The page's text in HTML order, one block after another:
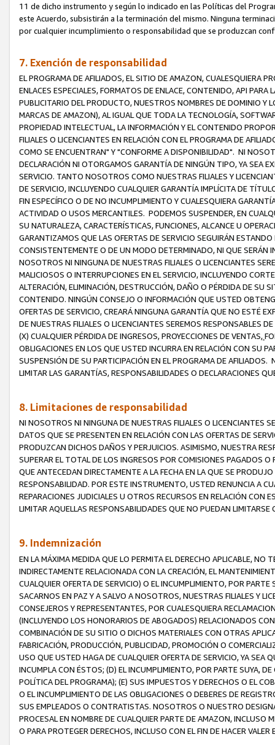
11 de dicho instrumento y según lo indicado en las Políticas del
este Acuerdo, subsistirán a la terminación del mismo. Ninguna
por cualquier incumplimiento o responsabilidad que se produzcan
7. Exención de responsabilidad
EL PROGRAMA DE AFILIADOS, EL SITIO DE AMAZON, CUALESQUIERA
ENLACES ESPECIALES, FORMATOS DE ENLACE, CONTENIDO, API
PUBLICITARIO DEL PRODUCTO, NUESTROS NOMBRES DE DOMINIO Y
MARCAS DE AMAZON), AL IGUAL QUE TODA LA TECNOLOGÍA,
PROPIEDAD INTELECTUAL, LA INFORMACIÓN Y EL CONTENIDO
FILIALES O LICENCIANTES EN RELACIÓN CON EL PROGRAMA DE
COMO SE ENCUENTRAN" Y "CONFORME A DISPONIBILIDAD". NI
DECLARACIÓN NI OTORGAMOS GARANTÍA DE NINGÚN TIPO, YA SEA
SERVICIO. TANTO NOSOTROS COMO NUESTRAS FILIALES Y
DE SERVICIO, INCLUYENDO CUALQUIER GARANTÍA IMPLÍCITA DE
FIN ESPECÍFICO O DE NO INCUMPLIMIENTO Y CUALESQUIERA
ACTIVIDAD O USOS MERCANTILES. PODEMOS SUSPENDER, EN
SU NATURALEZA, CARACTERÍSTICAS, FUNCIONES, ALCANCE U
GARANTIZAMOS QUE LAS OFERTAS DE SERVICIO SEGUIRÁN
CONSISTENTEMENTE O DE UN MODO DETERMINADO, NI QUE SERÁN
NOSOTROS NI NINGUNA DE NUESTRAS FILIALES O LICENCIANTES
MALICIOSOS O INTERRUPCIONES EN EL SERVICIO, INCLUYENDO
ALTERACIÓN, ELIMINACIÓN, DESTRUCCIÓN, DAÑO O PÉRDIDA DE SU
CONTENIDO. NINGÚN CONSEJO O INFORMACIÓN QUE USTED
OFERTAS DE SERVICIO, CREARÁ NINGUNA GARANTÍA QUE NO ESTÉ
DE NUESTRAS FILIALES O LICENCIANTES SEREMOS RESPONSABLES
(X) CUALQUIER PÉRDIDA DE INGRESOS, PROYECCIONES DE VENTAS,
OBLIGACIONES EN LOS QUE USTED INCURRA EN RELACIÓN CON SU
SUSPENSIÓN DE SU PARTICIPACIÓN EN EL PROGRAMA DE
LIMITAR LAS GARANTÍAS, RESPONSABILIDADES O DECLARACIONES
8. Limitaciones de responsabilidad
NI NOSOTROS NI NINGUNA DE NUESTRAS FILIALES O LICENCIANTES
DATOS QUE SE PRESENTEN EN RELACIÓN CON LAS OFERTAS DE
PRODUZCAN DICHOS DAÑOS Y PERJUICIOS. ASIMISMO, NUESTRA
SUPERAR EL TOTAL DE LOS INGRESOS POR COMISIONES PAGADOS
QUE ANTECEDAN DIRECTAMENTE A LA FECHA EN LA QUE SE
RESPONSABILIDAD. POR ESTE INSTRUMENTO, USTED RENUNCIA A
REPARACIONES JUDICIALES U OTROS RECURSOS EN RELACIÓN CON
LIMITAR AQUELLAS RESPONSABILIDADES QUE NO PUEDAN LIMITARSE
9. Indemnización
EN LA MÁXIMA MEDIDA QUE LO PERMITA EL DERECHO APLICABLE,
INDIRECTAMENTE RELACIONADA CON LA CREACIÓN, EL
CUALQUIER OFERTA DE SERVICIO) O EL INCUMPLIMIENTO, POR
SACARNOS EN PAZ Y A SALVO A NOSOTROS, NUESTRAS FILIALES Y
CONSEJEROS Y REPRESENTANTES, POR CUALESQUIERA
(INCLUYENDO LOS HONORARIOS DE ABOGADOS) RELACIONADOS
COMBINACIÓN DE SU SITIO O DICHOS MATERIALES CON OTRAS
FABRICACIÓN, PRODUCCIÓN, PUBLICIDAD, PROMOCIÓN O
USO QUE USTED HAGA DE CUALQUIER OFERTA DE SERVICIO, YA SEA
INCUMPLA CON ÉSTOS; (D) EL INCUMPLIMIENTO, POR PARTE SUYA,
POLÍTICA DEL PROGRAMA); (E) SUS IMPUESTOS Y DERECHOS O EL
O EL INCUMPLIMIENTO DE LAS OBLIGACIONES O DEBERES DE
SUS EMPLEADOS O CONTRATISTAS. NOSOTROS O NUESTRO
PROCESAL EN NOMBRE DE CUALQUIER PARTE DE AMAZON, INCLUSO
O PARA PROTEGER DERECHOS, INCLUSO CON EL FIN DE HACER VALER